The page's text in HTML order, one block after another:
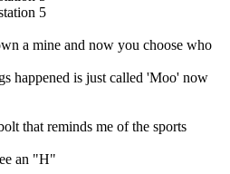
5
a mine and now you choose who
happened is just called 'Moo' now
that reminds me of the sports
an "H"